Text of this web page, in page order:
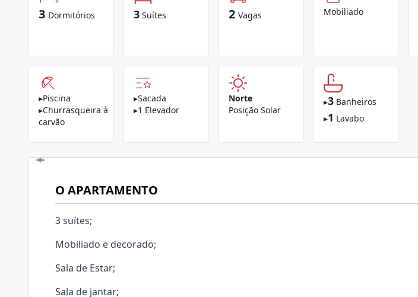
3 Dormitórios 3 Suítes 2 Vagas Mobiliado
▸Piscina
▸Churrasqueira à
carvão
▸Sacada
▸1 Elevador
Norte
Posição Solar
▸3 Banheiros
▸1 Lavabo
O APARTAMENTO
3 suítes;
Mobiliado e decorado;
Sala de Estar;
Sala de jantar;